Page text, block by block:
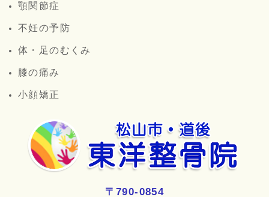
顎関節症
不妊の予防
体・足のむくみ
膝の痛み
小顔矯正
〒790-0854